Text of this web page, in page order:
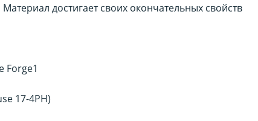
достигает своих окончательных свойств
Forge1
17-4PH)